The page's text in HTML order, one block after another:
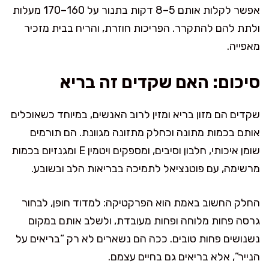
אפשר לקלות אותם 5–8 דקות בתנור על 160–170 מעלות
ולתת להם להתקרר. הפריכות חוזרת, והריח בבית מזכיר
מאפייה.
סיכום: האם שקדים זה בריא
שקדים הם מזון בריא ומזין לרוב האנשים, במיוחד כשאוכלים
אותם בכמות מתונה וכחלק מתזונה מגוונת. הם תורמים
שומן איכותי, חלבון וסיבים, ומספקים ויטמין E ומגנזיום בכמות
מרשימה, עם פוטנציאל לתמיכה בבריאות הלב ובשובע.
החלק החשוב באמת הוא הפרקטיקה: למדוד חופן, לבחור
גרסה פחות מלוחה ופחות מעובדת, ולשלב אותם במקום
נשנושים פחות טובים. ככה הם נשארים לא רק “בריאים על
הנייר”, אלא בריאים גם בחיים עצמם.